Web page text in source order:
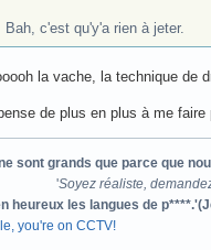
Bah, c'est qu'y'a rien à jeter.
la vache, la technique de
de plus en plus à me faire
sont grands que parce que
Soyez réaliste,
heureux les langues de
you're on CCTV!